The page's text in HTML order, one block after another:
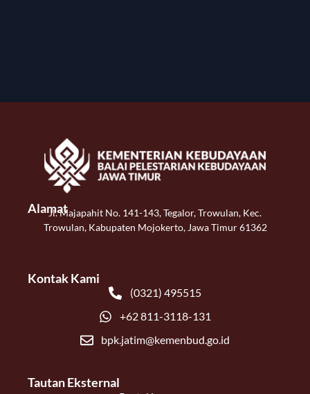
AlamatJl. Majapahit No. 141-143, Tegalor, Trowulan, Kec.
Trowulan, Kabupaten Mojokerto, Jawa Timur 61362
Kontak Kami
(0321) 495515
+62 811-3118-131
bpk.jatim@kemenbud.go.id
Tautan Eksternal